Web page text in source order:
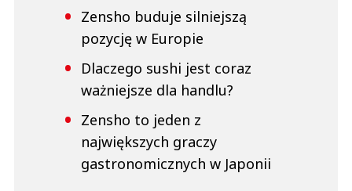
Zensho buduje silniejszą
pozycję w Europie
Dlaczego sushi jest coraz
ważniejsze dla handlu?
Zensho to jeden z
największych graczy
gastronomicznych w Japonii